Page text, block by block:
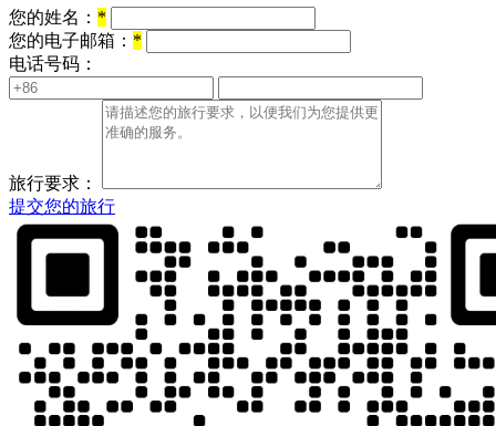
您的姓名： *
您的电子邮箱： *
电话号码：
旅行要求：
提交您的旅行